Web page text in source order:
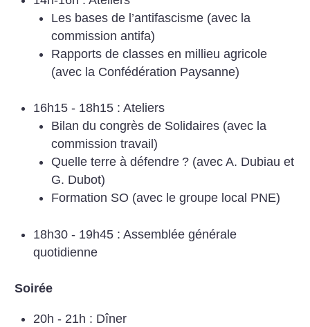
Les bases de l’antifascisme (avec la
commission antifa)
Rapports de classes en millieu agricole
(avec la Confédération Paysanne)
16h15 - 18h15 : Ateliers
Bilan du congrès de Solidaires (avec la
commission travail)
Quelle terre à défendre ? (avec A. Dubiau et
G. Dubot)
Formation SO (avec le groupe local PNE)
18h30 - 19h45 : Assemblée générale
quotidienne
Soirée
20h - 21h : Dîner